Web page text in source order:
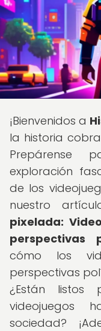
¡Bienvenidos a
la historia
Prepárense
exploración
de los
nuestro
pixelada:
perspectivas
cómo los
perspectivas
¿Están listos
videojuegos
sociedad?